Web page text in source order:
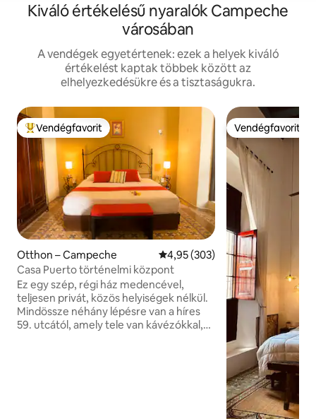
Kiváló értékelésű nyaralók Campeche
városában
A vendégek egyetértenek: ezek a helyek kiváló
értékelést kaptak többek között az
elhelyezkedésükre és a tisztaságukra.
Kiemelt vendégfavorit
Vendégfavorit
Otthon – Campeche Átlagos értékelés: 5/4,95, 303
4,95 (303)
Casa Puerto történelmi központ
Ez egy szép, régi ház medencével,
teljesen privát, közös helyiségek nélkül.
Mindössze néhány lépésre van a híres
59. utcától, amely tele van kávézókkal,
Vendégfavorit
Vendégfavorit